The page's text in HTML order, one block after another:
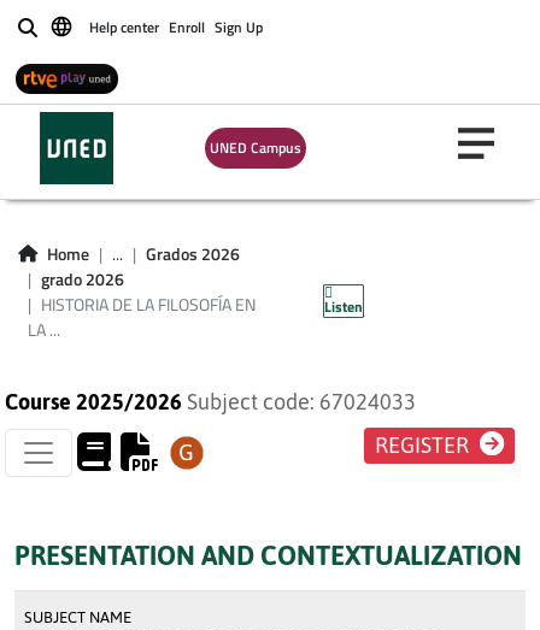
BuscarHelp center Enroll Sign Up
UNED Campus
Home ...
Grados 2026
grado 2026
HISTORIA DE LA FILOSOFÍA EN
LA ...
Listen
HISTORIA DE LA
FILOSOFÍA EN LA
EDAD
CONTEMPORÁNEA
Course 2025/2026 Subject code: 67024033
REGISTER
PRESENTATION AND CONTEXTUALIZATION
SUBJECT NAME